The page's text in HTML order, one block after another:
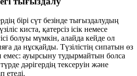
бірі сүт безінде тығыздалудың
киста, қатерсіз ісік немесе
болуы мүмкін, алайда кейде ол
да нұсқайды. Түзілістің сипатын өз
емес: ауырсыну тудырмайтын болса
дәрігердің тексеруін және
етеді.